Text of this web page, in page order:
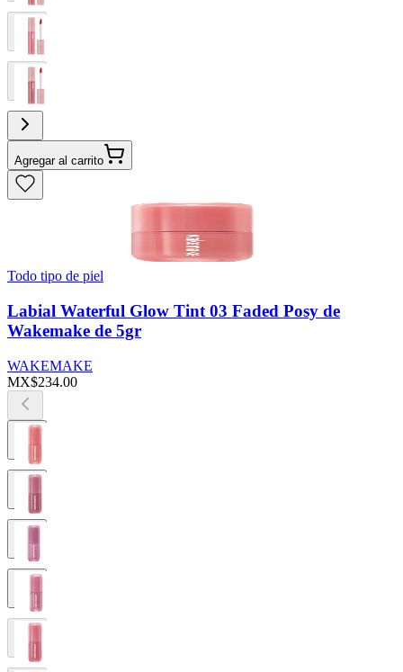
Agregar al carrito
Todo tipo de piel
Labial Waterful Glow Tint 03 Faded Posy de
Wakemake de 5gr
WAKEMAKE
MX$234.00